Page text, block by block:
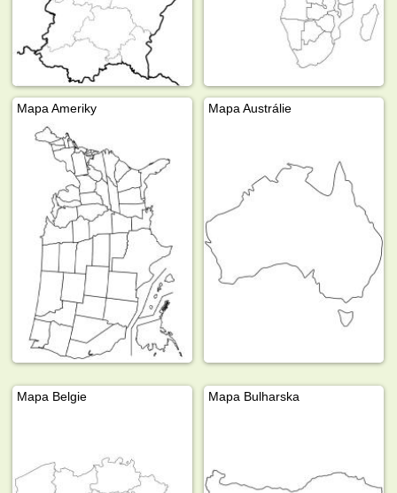
Mapa Ameriky Mapa Austrálie
Mapa Belgie Mapa Bulharska